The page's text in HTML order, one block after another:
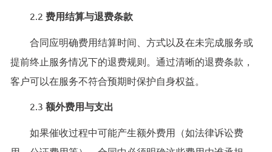
2.2 费用结算与退费条款
合同应明确费用结算时间、方式以及在未完成服务或
提前终止服务情况下的退费规则。通过清晰的退费条款，
客户可以在服务不符合预期时保护自身权益。
2.3 额外费用与支出
如果催收过程中可能产生额外费用（如法律诉讼费